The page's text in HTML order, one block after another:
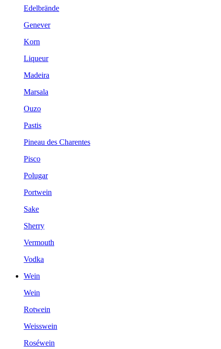
Edelbrände
Genever
Korn
Liqueur
Madeira
Marsala
Ouzo
Pastis
Pineau des Charentes
Pisco
Polugar
Portwein
Sake
Sherry
Vermouth
Vodka
Wein
Wein
Rotwein
Weisswein
Roséwein